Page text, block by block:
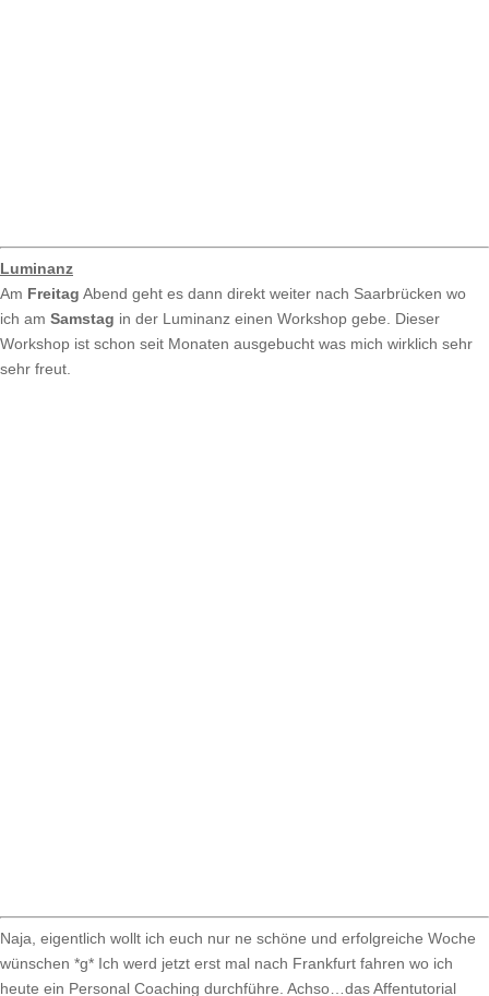
Luminanz
Am Freitag Abend geht es dann direkt weiter nach Saarbrücken wo
ich am Samstag in der Luminanz einen Workshop gebe. Dieser
Workshop ist schon seit Monaten ausgebucht was mich wirklich sehr
sehr freut.
Naja, eigentlich wollt ich euch nur ne schöne und erfolgreiche Woche
wünschen *g* Ich werd jetzt erst mal nach Frankfurt fahren wo ich
heute ein Personal Coaching durchführe. Achso…das Affentutorial